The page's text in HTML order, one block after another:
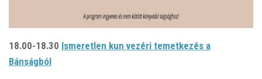
18.00-18.30 Ismeretlen kun vezéri temetkezés a
Bánságból